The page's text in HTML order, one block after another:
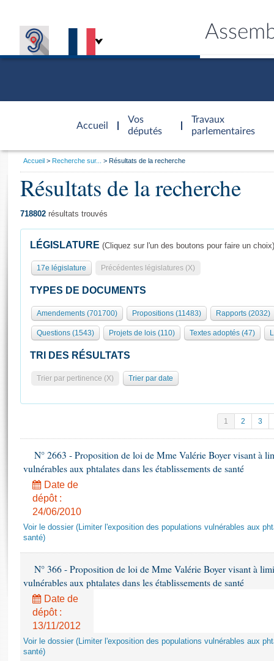
Accueil
d'accueil
Vos
députés
Travaux
parlementaires
Présidence
577 députés
Groupes politiques
Séance publique
Commissions et autres organes
Europe et International
Pétitions
Projets de loi
Propositions de loi
Amendements
Textes adoptés
Rapports d'information
Rapports d'enquête
Rapports législatifs
Rapports sur l'application des lois
Baromètre de l’application des lois
Budget et sécurité sociale
Général
Rôle et pouvoirs de l'Assemblée
Organisation de l'Assemblée
Présidence Conférence des Présidents Bureau Collège des
Statistiques et chiffres clés
Juniors
Anciennes législatures
Liens vers les sites publics
Visiter l'Assemblée
Visite virtuelle du palais Bourbon
Assister à une séance
Contacts et plan d'accès
Photos libres de droit
Vous
Accueil Recherche sur... Résultats de la recherche
Résultats de la recherche
718802 résultats trouvés
LÉGISLATURE (Cliquez sur l'un des boutons pour faire un choix)
17e législature Précédentes législatures (X)
TYPES DE DOCUMENTS
Amendements (701700) Propositions (11483) Rapports (2032)
Questions (1543) Projets de lois (110) Textes adoptés (47)
TRI DES RÉSULTATS
Trier par pertinence (X) Trier par date
1 2 3
N° 2663 - Proposition de loi de Mme Valérie Boyer visant à
vulnérables aux phtalates dans les établissements de santé
Date de
dépôt :
24/06/2010
Voir le dossier (Limiter l'exposition des populations vulnérables aux
santé)
N° 366 - Proposition de loi de Mme Valérie Boyer visant à
vulnérables aux phtalates dans les établissements de santé
Date de
dépôt :
13/11/2012
Voir le dossier (Limiter l'exposition des populations vulnérables aux
santé)